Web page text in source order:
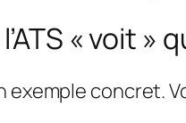
« voit »
exemple concret.